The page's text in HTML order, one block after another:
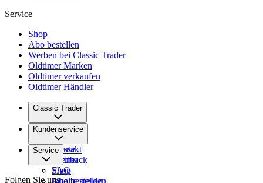
Service
Shop
Abo bestellen
Werben bei Classic Trader
Oldtimer Marken
Oldtimer verkaufen
Oldtimer Händler
Classic Trader
Über uns
Karriere
Presse
Partner
Kundenservice
Kontakt
Feedback
FAQ
Service
Shop
Folgen Sie uns